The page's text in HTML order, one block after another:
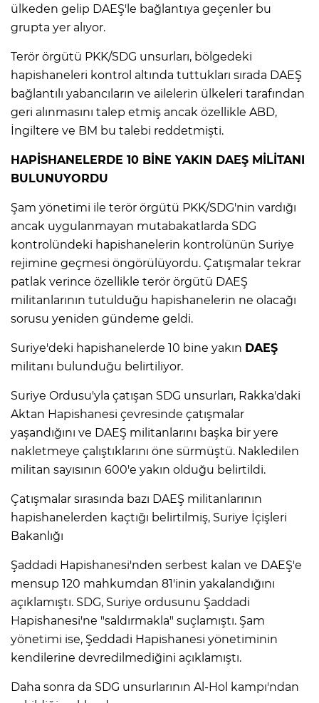
ülkeden gelip DAEŞ'le bağlantıya geçenler bu
grupta yer alıyor.
Terör örgütü PKK/SDG unsurları, bölgedeki
hapishaneleri kontrol altında tuttukları sırada DAEŞ
bağlantılı yabancıların ve ailelerin ülkeleri tarafından
geri alınmasını talep etmiş ancak özellikle ABD,
İngiltere ve BM bu talebi reddetmişti.
HAPİSHANELERDE 10 BİNE YAKIN DAEŞ MİLİTANI
BULUNUYORDU
Şam yönetimi ile terör örgütü PKK/SDG'nin vardığı
ancak uygulanmayan mutabakatlarda SDG
kontrolündeki hapishanelerin kontrolünün Suriye
rejimine geçmesi öngörülüyordu. Çatışmalar tekrar
patlak verince özellikle terör örgütü DAEŞ
militanlarının tutulduğu hapishanelerin ne olacağı
sorusu yeniden gündeme geldi.
Suriye'deki hapishanelerde 10 bine yakın DAEŞ
militanı bulunduğu belirtiliyor.
Suriye Ordusu'yla çatışan SDG unsurları, Rakka'daki
Aktan Hapishanesi çevresinde çatışmalar
yaşandığını ve DAEŞ militanlarını başka bir yere
nakletmeye çalıştıklarını öne sürmüştü. Nakledilen
militan sayısının 600'e yakın olduğu belirtildi.
Çatışmalar sırasında bazı DAEŞ militanlarının
hapishanelerden kaçtığı belirtilmiş, Suriye İçişleri
Bakanlığı
Şaddadi Hapishanesi'nden serbest kalan ve DAEŞ'e
mensup 120 mahkumdan 81'inin yakalandığını
açıklamıştı. SDG, Suriye ordusunu Şaddadi
Hapishanesi'ne "saldırmakla" suçlamıştı. Şam
yönetimi ise, Şeddadi Hapishanesi yönetiminin
kendilerine devredilmediğini açıklamıştı.
Daha sonra da SDG unsurlarının Al-Hol kampı'ndan